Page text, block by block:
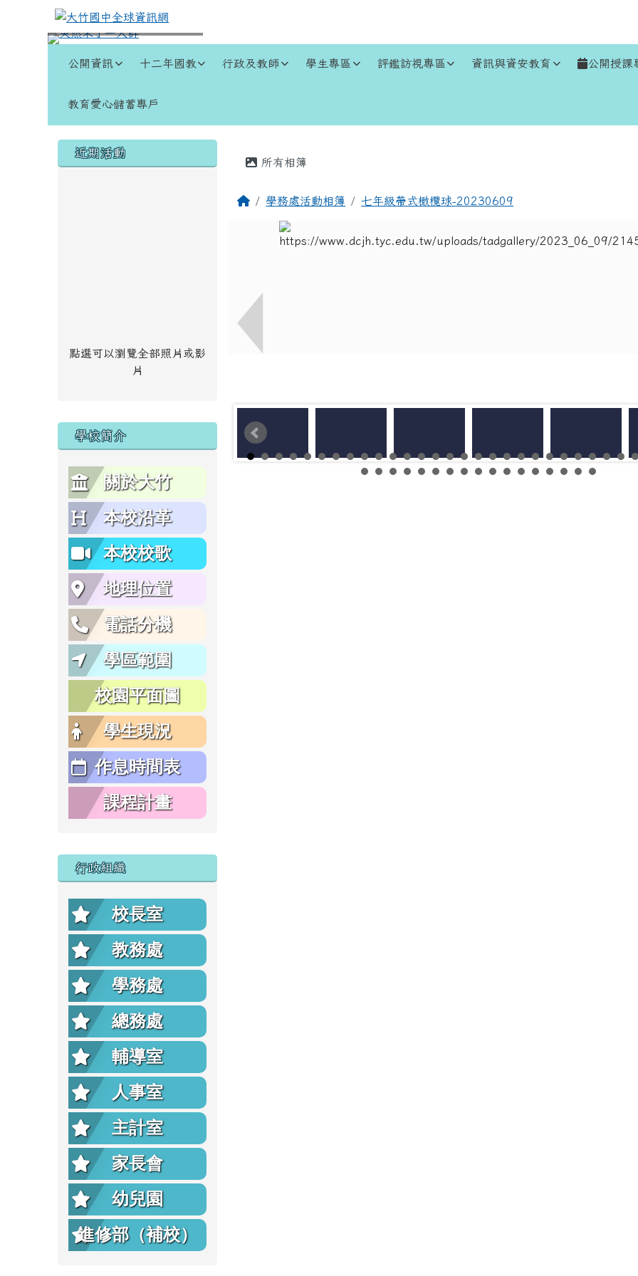
跳至主內容區
大竹國中全球資訊網
公開資訊 十二年國教 行政及教師 學生專區 評鑑訪視專區 資訊與資安教育 公開授課
教育愛心儲蓄專戶
左邊區域內容
近期活動
點選可以瀏覽全部照片或影
片
學校簡介
關於大竹
本校沿革
本校校歌
地理位置
電話分機
學區範圍
校園平面圖
學生現況
作息時間表
課程計畫
行政組織
校長室
教務處
學務處
總務處
輔導室
人事室
主計室
家長會
幼兒園
進修部（補校）
主內容區域
所有相簿
回首頁學務處活動相簿 七年級帶式橄欖球-20230609
頁尾區域